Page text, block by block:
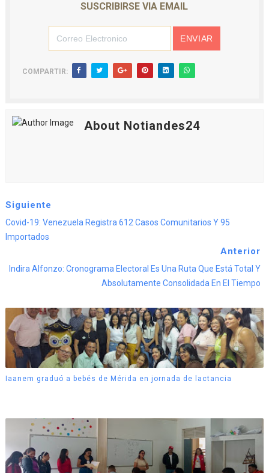
SUSCRIBIRSE VIA EMAIL
COMPARTIR:
About Notiandes24
Siguiente
Covid-19: Venezuela Registra 612 Casos Comunitarios Y 95
Importados
Anterior
Indira Alfonzo: Cronograma Electoral Es Una Ruta Que Está Total Y
Absolutamente Consolidada En El Tiempo
Iaanem graduó a bebés de Mérida en jornada de lactancia